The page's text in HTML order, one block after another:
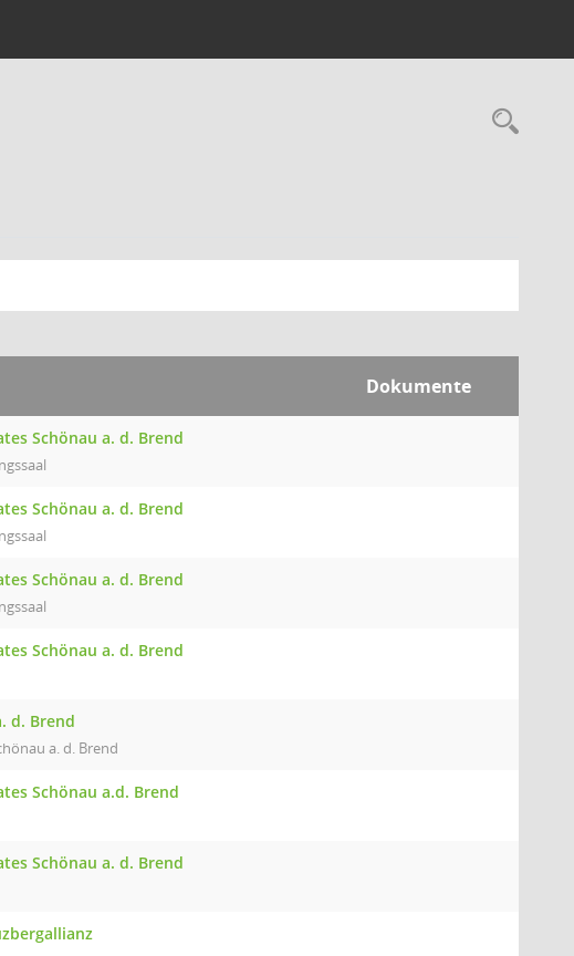
Dokumente
Schönau a. d. Brend
Schönau a. d. Brend
Schönau a. d. Brend
Schönau a. d. Brend
d. Brend
a. d. Brend
Schönau a.d. Brend
Schönau a. d. Brend